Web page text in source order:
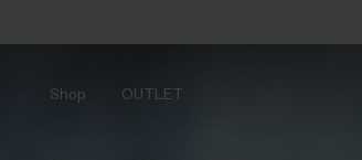
Shop OUTLET